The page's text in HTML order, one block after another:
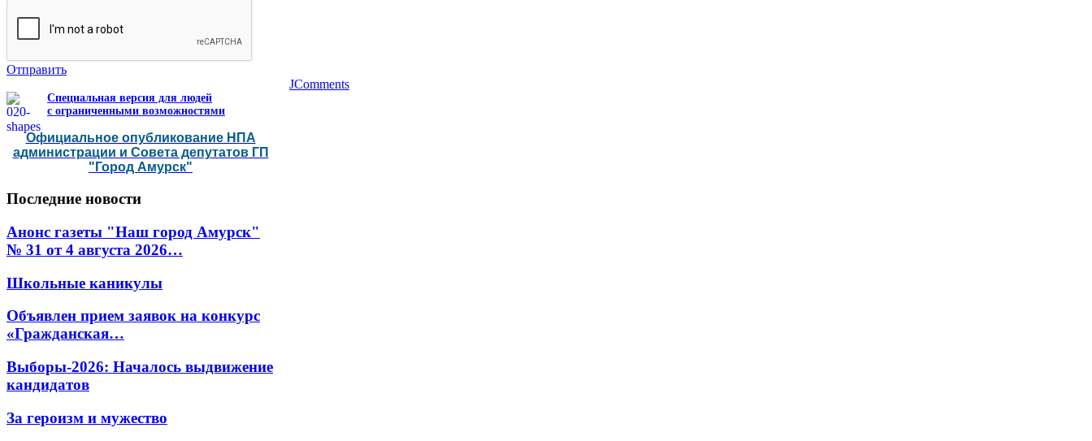
Отправить
JComments
Специальная версия для людей
с ограниченными возможностями
Официальное опубликование НПА
администрации и Совета депутатов ГП
"Город Амурск"
Последние новости
Анонс газеты "Наш город Амурск"
№ 31 от 4 августа 2026…
Школьные каникулы
Объявлен прием заявок на конкурс
«Гражданская…
Выборы-2026: Началось выдвижение
кандидатов
За героизм и мужество